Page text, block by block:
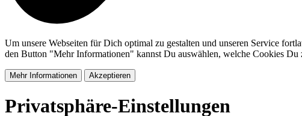
Um unsere Webseiten für Dich optimal zu gestalten und unseren Service
den Button "Mehr Informationen" kannst Du auswählen, welche Cookies
Mehr Informationen Akzeptieren
Privatsphäre-Einstellungen